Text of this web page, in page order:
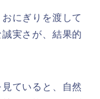
にぎりを渡して
実さが、結果的
ていると、自然